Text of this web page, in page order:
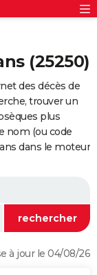
(25250)
des décès de
trouver un
plus
nom (ou code
dans le moteur
à jour le 04/08/26